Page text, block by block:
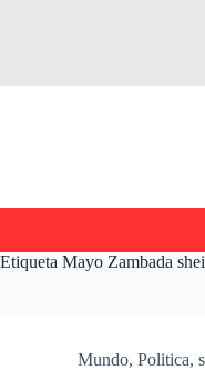
Etiqueta Mayo Zambada
Mundo, Politica,